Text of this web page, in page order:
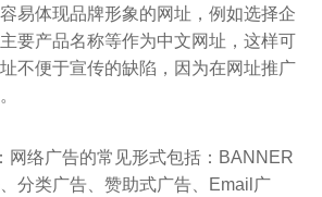
易体现品牌形象的网址，例如选择企
要产品名称等作为中文网址，这样可
不便于宣传的缺陷，因为在网址推广
网络广告的常见形式包括：BANNER
分类广告、赞助式广告、Email广